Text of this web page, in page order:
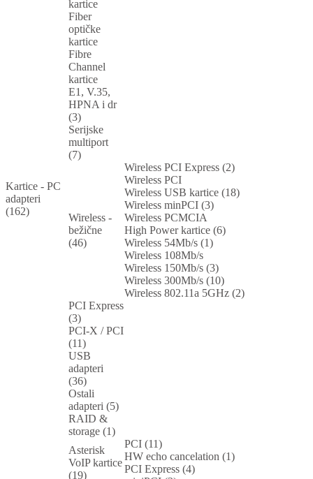
Kartice - PC
adapteri
(162)
kartice
Fiber
optičke
kartice
Fibre
Channel
kartice
E1, V.35,
HPNA i dr
(3)
Serijske
multiport
(7)
Wireless -
bežične
(46)
Wireless PCI Express (2)
Wireless PCI
Wireless USB kartice (18)
Wireless minPCI (3)
Wireless PCMCIA
High Power kartice (6)
Wireless 54Mb/s (1)
Wireless 108Mb/s
Wireless 150Mb/s (3)
Wireless 300Mb/s (10)
Wireless 802.11a 5GHz (2)
PCI Express
(3)
PCI-X / PCI
(11)
USB
adapteri
(36)
Ostali
adapteri (5)
RAID &
storage (1)
Asterisk
VoIP kartice
(19)
PCI (11)
HW echo cancelation (1)
PCI Express (4)